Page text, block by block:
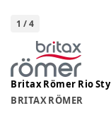
1 /4
Britax Römer Rio
BRITAX RÖMER